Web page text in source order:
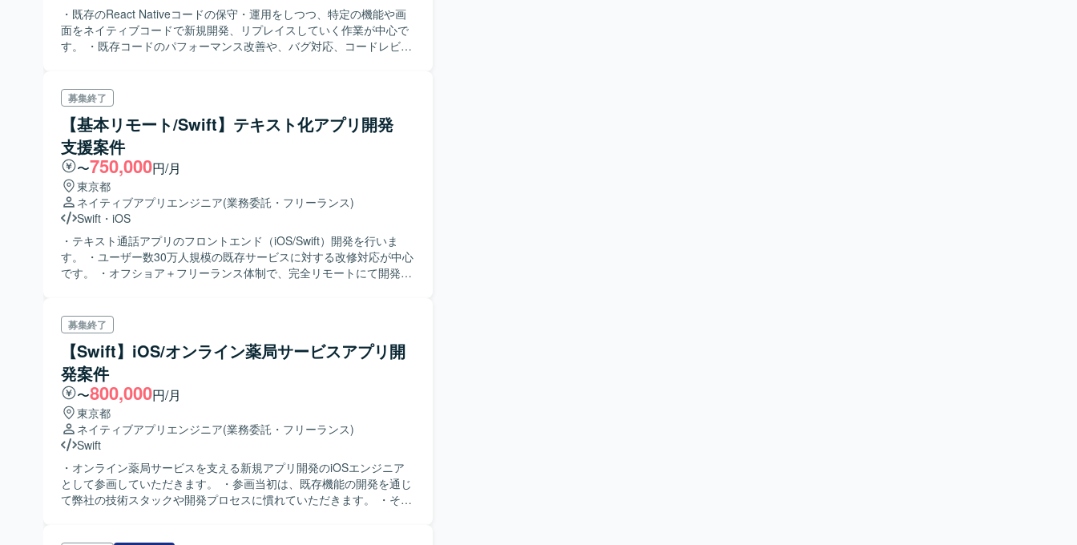
・既存のReact Nativeコードの保守・運用をしつつ、特定の機能や画
面をネイティブコードで新規開発、リプレイスしていく作業が中心で
す。 ・既存コードのパフォーマンス改善や、バグ対応、コードレビュ
きます。 ・React Nativeとネイティブコードの連携をブリッジング技
術を用いて実装します。 ・その他、ドキュメント作成や技術調査、関
係部署とのコミュニケーションも発生いたします。
募集終了
【基本リモート/Swift】テキスト化アプリ開発
支援案件
〜750,000円/月
東京都
ネイティブアプリエンジニア(業務委託・フリーランス)
Swift ・ iOS
・テキスト通話アプリのフロントエンド（iOS/Swift）開発を行いま
す。 ・ユーザー数30万人規模の既存サービスに対する改修対応が中心
です。 ・オフショア＋フリーランス体制で、完全リモートにて開発を
募集終了
【Swift】iOS/オンライン薬局サービスアプリ開
発案件
〜800,000円/月
東京都
ネイティブアプリエンジニア(業務委託・フリーランス)
Swift
・オンライン薬局サービスを支える新規アプリ開発のiOSエンジニア
として参画していただきます。 ・参画当初は、既存機能の開発を通じ
て弊社の技術スタックや開発プロセスに慣れていただきます。 ・その